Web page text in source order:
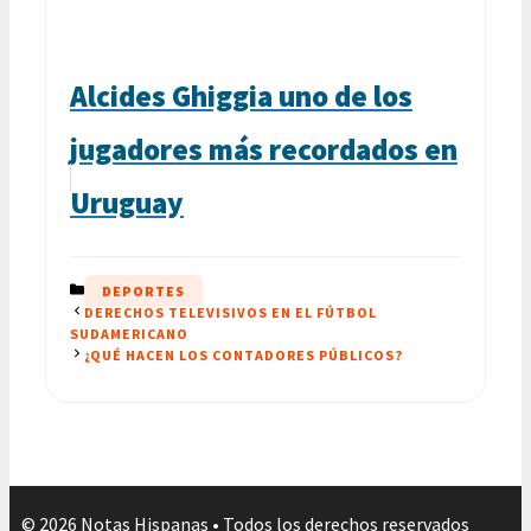
Alcides Ghiggia uno de los
jugadores más recordados en
Uruguay
CATEGORÍAS
DEPORTES
DERECHOS TELEVISIVOS EN EL FÚTBOL
SUDAMERICANO
¿QUÉ HACEN LOS CONTADORES PÚBLICOS?
© 2026 Notas Hispanas • Todos los derechos reservados